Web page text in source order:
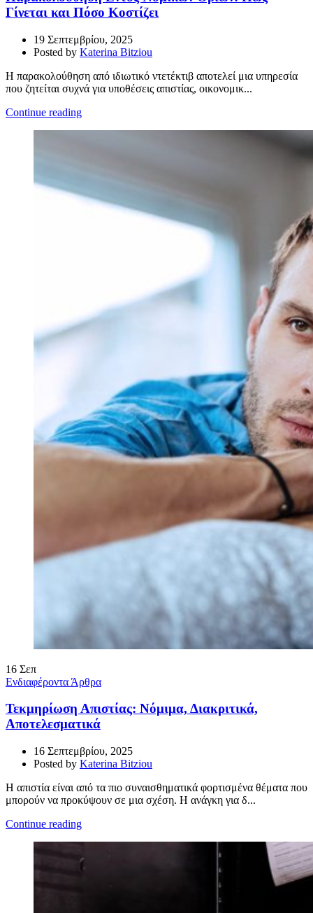
Γίνεται και Πόσο Κοστίζει
19 Σεπτεμβρίου, 2025
Posted by Katerina Bitziou
Η παρακολούθηση από ιδιωτικό ντετέκτιβ αποτελεί μια υπηρεσία
που ζητείται συχνά για υποθέσεις απιστίας, οικονομικ...
Continue reading
16 Σεπ
Ενδιαφέροντα Άρθρα
Τεκμηρίωση Απιστίας: Νόμιμα, Διακριτικά,
Αποτελεσματικά
16 Σεπτεμβρίου, 2025
Posted by Katerina Bitziou
Η απιστία είναι από τα πιο συναισθηματικά φορτισμένα θέματα που
μπορούν να προκύψουν σε μια σχέση. Η ανάγκη για δ...
Continue reading